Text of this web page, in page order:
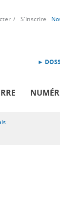
S'inscrire
►